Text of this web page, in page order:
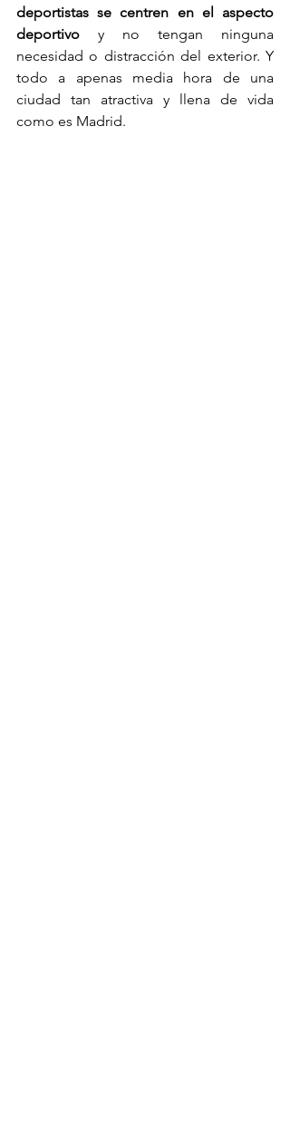
deportistas se centren en el aspecto
deportivo y no tengan ninguna
necesidad o distracción del exterior. Y
todo a apenas media hora de una
ciudad tan atractiva y llena de vida
como es Madrid.